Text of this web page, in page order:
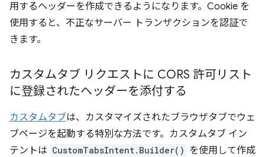
用するヘッダーを作成できるようになります。Cookie を
使用すると、不正なサーバー トランザクションを認証で
きます。
カスタムタブ リクエストに CORS 許可リスト
に登録されたヘッダーを添付する
カスタムタブは、カスタマイズされたブラウザタブでウェ
ブページを起動する特別な方法です。カスタムタブ イン
テントは CustomTabsIntent.Builder() を使用して作成